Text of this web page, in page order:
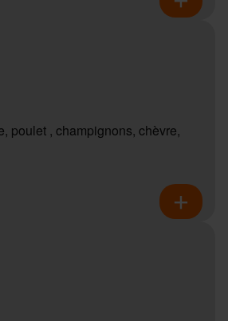
poulet , champignons, chèvre,